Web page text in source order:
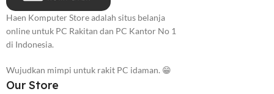
Haen Komputer Store adalah situs belanja
online untuk PC Rakitan dan PC Kantor No 1
di Indonesia.
Wujudkan mimpi untuk rakit PC idaman. 😁
Our Store